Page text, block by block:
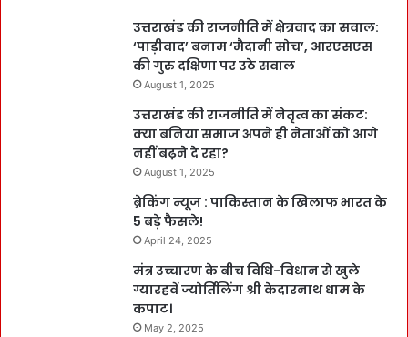
उत्तराखंड की राजनीति में क्षेत्रवाद का सवाल:
‘पाड़ीवाद’ बनाम ‘मैदानी सोच’, आरएसएस
की गुरु दक्षिणा पर उठे सवाल
August 1, 2025
उत्तराखंड की राजनीति में नेतृत्व का संकट:
क्या बनिया समाज अपने ही नेताओं को आगे
नहीं बढ़ने दे रहा?
August 1, 2025
ब्रेकिंग न्यूज : पाकिस्तान के खिलाफ भारत के
5 बड़े फैसले!
April 24, 2025
मंत्र उच्चारण के बीच विधि-विधान से खुले
ग्यारहवें ज्योर्तिलिंग श्री केदारनाथ धाम के
कपाट।
May 2, 2025